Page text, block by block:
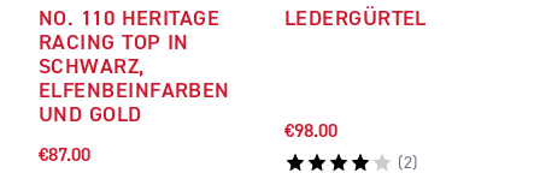
NO. 110 HERITAGE
RACING TOP IN
SCHWARZ,
ELFENBEINFARBEN
UND GOLD
€87.00
LEDERGÜRTEL
€98.00
(2)